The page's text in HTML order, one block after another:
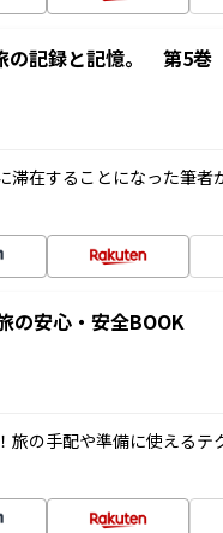
の記録と記憶。 第5巻
滞在することになった筆者
の安心・安全BOOK
旅の手配や準備に使えるテ